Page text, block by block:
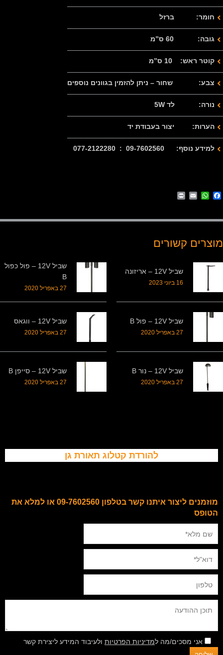
חומר: ברזל
גובה: 60 ס”מ
קוטר ראש: 10 ס”מ
צבע: שחור – ניתן להזמין בגוונים נוספים
נורה: לד 5W
הערות: יצור בעבודת יד
למידע נוסף: 09-7602560 : 077-2122280
Facebook
WhatsApp
Email
מוצרים קשורים
שביל 12V – אריזונה
16 ביוני 2023
שביל 12V – פול כפול
B
27 באפריל 2020
שביל 12V – פול B
27 באפריל 2020
שביל 12V – ווגאס
27 באפריל 2020
שביל 12V – נור B
27 באפריל 2020
שביל 12V – סייפן B
27 באפריל 2020
להורדת קטלוג תאורת גן
מוזמנים ליצור איתנו קשר בטלפון 09-7602560 או למלא את
הטופס
אני מסכים/מה למדיניות הפרטיות ולעיבוד המידע ליצירת קשר